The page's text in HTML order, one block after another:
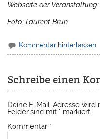
Webseite der
Foto: Laurent Brun
Kommentar hinterlassen
Schreibe einen
Deine E-Mail-Adresse wird
Felder sind mit * markiert
Kommentar *